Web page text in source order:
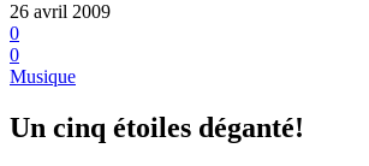
26 avril 2009
0
0
Musique
Un cinq étoiles déganté!